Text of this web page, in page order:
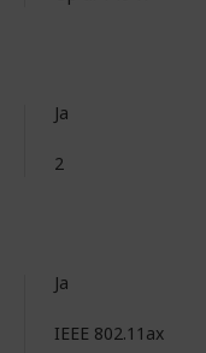
Ja
2
Ja
IEEE 802.11ax